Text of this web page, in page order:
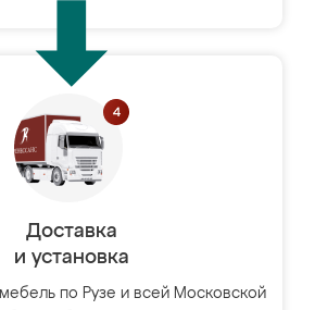
Доставка
и установка
по Рузе и всей Московской